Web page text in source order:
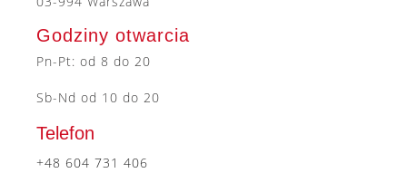
Godziny otwarcia
Pn-Pt: od 8 do 20
Sb-Nd od 10 do 20
Telefon
+48 604 731 406